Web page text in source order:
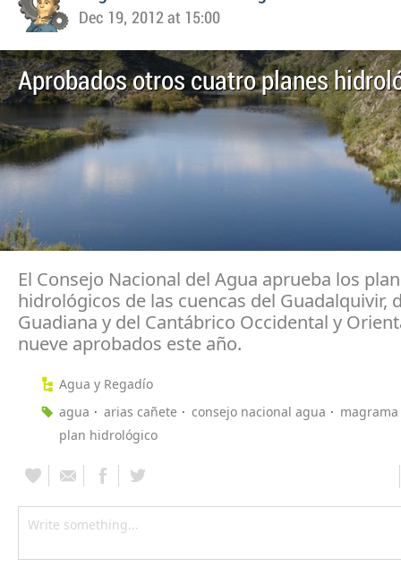
Dec 19, 2012 at 15:00
Aprobados otros cuatro planes
El Consejo Nacional del Agua aprueba los
hidrológicos de las cuencas del Guadalquivir,
Guadiana y del Cantábrico Occidental y
nueve aprobados este año.
Agua y Regadío
agua
arias cañete consejo nacional agua
magrama
plan hidrológico